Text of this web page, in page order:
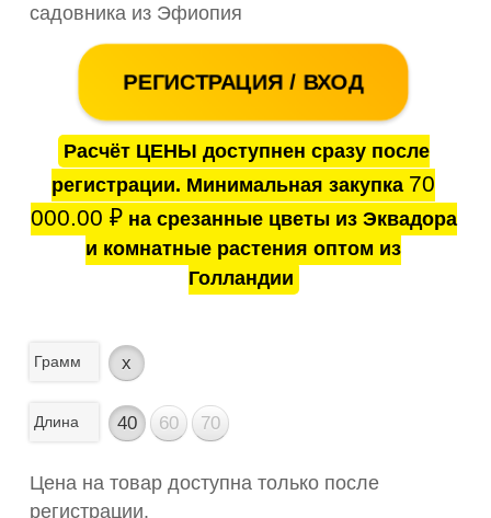
садовника из Эфиопия
РЕГИСТРАЦИЯ / ВХОД
Расчёт ЦЕНЫ доступнен сразу после
регистрации. Минимальная закупка 70
000.00 ₽на срезанные цветы из Эквадора
и комнатные растения оптом из
Голландии
Грамм x
Длина 40 60 70
Цена на товар доступна только после
регистрации.